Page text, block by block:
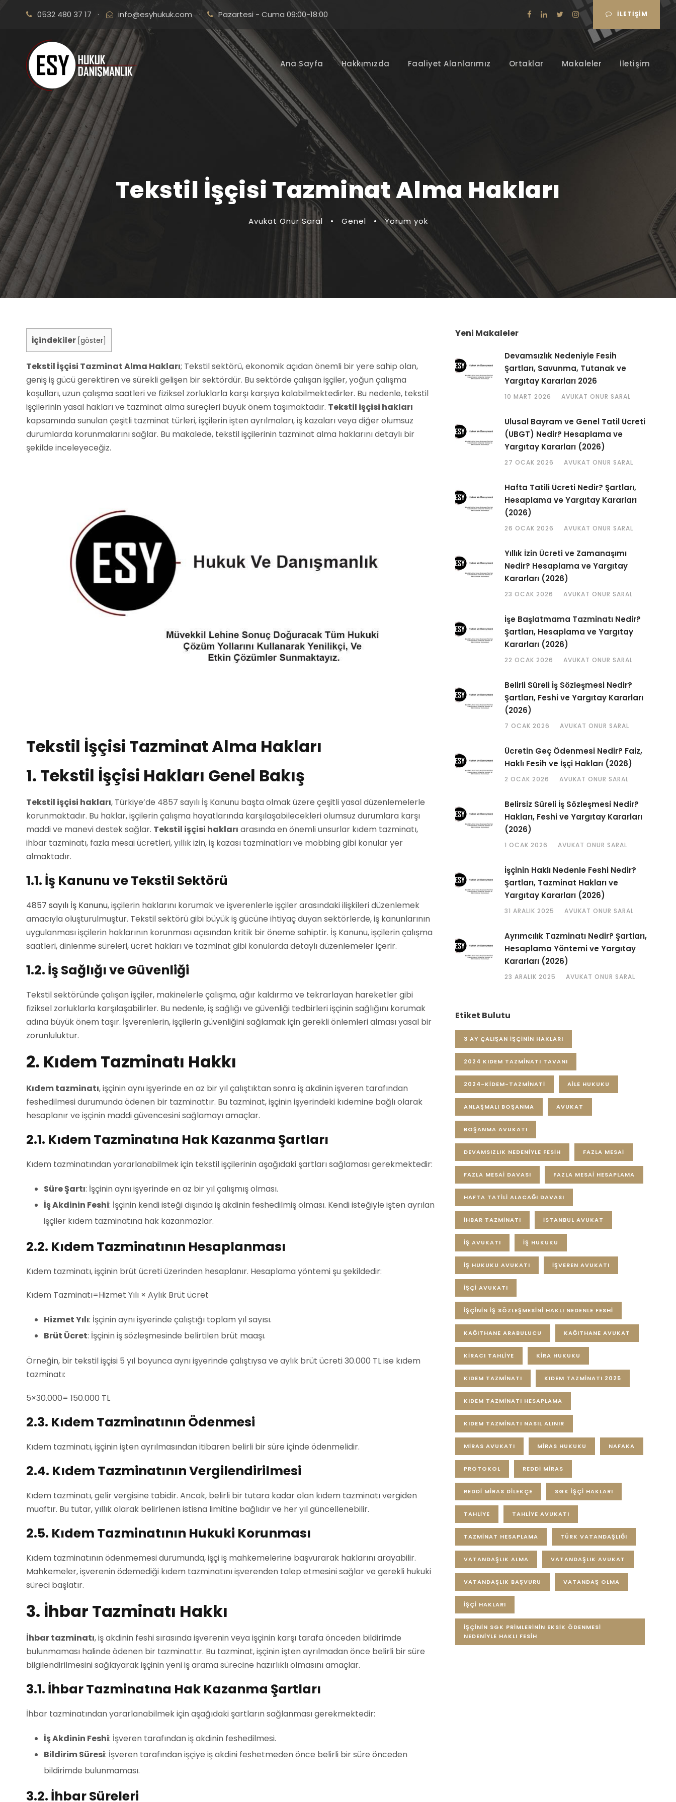
0532 480 37 17 · info@esyhukuk.com · Pazartesi - Cuma 09:00-18:00 İLETIŞIM
Ana Sayfa Hakkımızda Faaliyet Alanlarımız Ortaklar Makaleler İletişim
Tekstil İşçisi Tazminat Alma Hakları
Avukat Onur Saral • Genel • Yorum yok
İçindekiler [göster
Tekstil İşçisi Tazminat Alma Hakları; Tekstil sektörü, ekonomik açıdan önemli bir yere sahip olan,
geniş iş gücü gerektiren ve sürekli gelişen bir sektördür. Bu sektörde çalışan işçiler, yoğun çalışma
koşulları, uzun çalışma saatleri ve fiziksel zorluklarla karşı karşıya kalabilmektedirler. Bu nedenle, tekstil
işçilerinin yasal hakları ve tazminat alma süreçleri büyük önem taşımaktadır. Tekstil işçisi hakları
kapsamında sunulan çeşitli tazminat türleri, işçilerin işten ayrılmaları, iş kazaları veya diğer olumsuz
durumlarda korunmalarını sağlar. Bu makalede, tekstil işçilerinin tazminat alma haklarını detaylı bir
şekilde inceleyeceğiz.
Tekstil İşçisi Tazminat Alma Hakları
1. Tekstil İşçisi Hakları Genel Bakış
Tekstil işçisi hakları, Türkiye’de 4857 sayılı İş Kanunu başta olmak üzere çeşitli yasal düzenlemelerle
korunmaktadır. Bu haklar, işçilerin çalışma hayatlarında karşılaşabilecekleri olumsuz durumlara karşı
maddi ve manevi destek sağlar. Tekstil işçisi hakları arasında en önemli unsurlar kıdem tazminatı,
ihbar tazminatı, fazla mesai ücretleri, yıllık izin, iş kazası tazminatları ve mobbing gibi konular yer
almaktadır.
1.1. İş Kanunu ve Tekstil Sektörü
4857 sayılı İş Kanunu, işçilerin haklarını korumak ve işverenlerle işçiler arasındaki ilişkileri düzenlemek
amacıyla oluşturulmuştur. Tekstil sektörü gibi büyük iş gücüne ihtiyaç duyan sektörlerde, iş kanunlarının
uygulanması işçilerin haklarının korunması açısından kritik bir öneme sahiptir. İş Kanunu, işçilerin çalışma
saatleri, dinlenme süreleri, ücret hakları ve tazminat gibi konularda detaylı düzenlemeler içerir.
1.2. İş Sağlığı ve Güvenliği
Tekstil sektöründe çalışan işçiler, makinelerle çalışma, ağır kaldırma ve tekrarlayan hareketler gibi
fiziksel zorluklarla karşılaşabilirler. Bu nedenle, iş sağlığı ve güvenliği tedbirleri işçinin sağlığını korumak
adına büyük önem taşır. İşverenlerin, işçilerin güvenliğini sağlamak için gerekli önlemleri alması yasal bir
zorunluluktur.
2. Kıdem Tazminatı Hakkı
Kıdem tazminatı, işçinin aynı işyerinde en az bir yıl çalıştıktan sonra iş akdinin işveren tarafından
feshedilmesi durumunda ödenen bir tazminattır. Bu tazminat, işçinin işyerindeki kıdemine bağlı olarak
hesaplanır ve işçinin maddi güvencesini sağlamayı amaçlar.
2.1. Kıdem Tazminatına Hak Kazanma Şartları
Kıdem tazminatından yararlanabilmek için tekstil işçilerinin aşağıdaki şartları sağlaması gerekmektedir:
Süre Şartı: İşçinin aynı işyerinde en az bir yıl çalışmış olması.
İş Akdinin Feshi: İşçinin kendi isteği dışında iş akdinin feshedilmiş olması. Kendi isteğiyle işten ayrılan
işçiler kıdem tazminatına hak kazanmazlar.
2.2. Kıdem Tazminatının Hesaplanması
Kıdem tazminatı, işçinin brüt ücreti üzerinden hesaplanır. Hesaplama yöntemi şu şekildedir:
Kıdem Tazminatı=Hizmet Yılı × Aylık Brüt ücret
Hizmet Yılı: İşçinin aynı işyerinde çalıştığı toplam yıl sayısı.
Brüt Ücret: İşçinin iş sözleşmesinde belirtilen brüt maaşı.
Örneğin, bir tekstil işçisi 5 yıl boyunca aynı işyerinde çalıştıysa ve aylık brüt ücreti 30.000 TL ise kıdem
tazminatı:
5×30.000= 150.000 TL
2.3. Kıdem Tazminatının Ödenmesi
Kıdem tazminatı, işçinin işten ayrılmasından itibaren belirli bir süre içinde ödenmelidir.
2.4. Kıdem Tazminatının Vergilendirilmesi
Kıdem tazminatı, gelir vergisine tabidir. Ancak, belirli bir tutara kadar olan kıdem tazminatı vergiden
muaftır. Bu tutar, yıllık olarak belirlenen istisna limitine bağlıdır ve her yıl güncellenebilir.
2.5. Kıdem Tazminatının Hukuki Korunması
Kıdem tazminatının ödenmemesi durumunda, işçi iş mahkemelerine başvurarak haklarını arayabilir.
Mahkemeler, işverenin ödemediği kıdem tazminatını işverenden talep etmesini sağlar ve gerekli hukuki
süreci başlatır.
3. İhbar Tazminatı Hakkı
İhbar tazminatı, iş akdinin feshi sırasında işverenin veya işçinin karşı tarafa önceden bildirimde
bulunmaması halinde ödenen bir tazminattır. Bu tazminat, işçinin işten ayrılmadan önce belirli bir süre
bilgilendirilmesini sağlayarak işçinin yeni iş arama sürecine hazırlıklı olmasını amaçlar.
3.1. İhbar Tazminatına Hak Kazanma Şartları
İhbar tazminatından yararlanabilmek için aşağıdaki şartların sağlanması gerekmektedir:
İş Akdinin Feshi: İşveren tarafından iş akdinin feshedilmesi.
Bildirim Süresi: İşveren tarafından işçiye iş akdini feshetmeden önce belirli bir süre önceden
bildirimde bulunmaması.
3.2. İhbar Süreleri
Yeni Makaleler
Devamsızlık Nedeniyle Fesih
Şartları, Savunma, Tutanak ve
Yargıtay Kararları 2026
10 MART 2026 AVUKAT ONUR SARAL
Ulusal Bayram ve Genel Tatil Ücreti
(UBGT) Nedir? Hesaplama ve
Yargıtay Kararları (2026)
27 OCAK 2026 AVUKAT ONUR SARAL
Hafta Tatili Ücreti Nedir? Şartları,
Hesaplama ve Yargıtay Kararları
(2026)
26 OCAK 2026 AVUKAT ONUR SARAL
Yıllık İzin Ücreti ve Zamanaşımı
Nedir? Hesaplama ve Yargıtay
Kararları (2026)
23 OCAK 2026 AVUKAT ONUR SARAL
İşe Başlatmama Tazminatı Nedir?
Şartları, Hesaplama ve Yargıtay
Kararları (2026)
22 OCAK 2026 AVUKAT ONUR SARAL
Belirli Süreli İş Sözleşmesi Nedir?
Şartları, Feshi ve Yargıtay Kararları
(2026)
7 OCAK 2026 AVUKAT ONUR SARAL
Ücretin Geç Ödenmesi Nedir? Faiz,
Haklı Fesih ve İşçi Hakları (2026)
2 OCAK 2026 AVUKAT ONUR SARAL
Belirsiz Süreli İş Sözleşmesi Nedir?
Hakları, Feshi ve Yargıtay Kararları
(2026)
1 OCAK 2026 AVUKAT ONUR SARAL
İşçinin Haklı Nedenle Feshi Nedir?
Şartları, Tazminat Hakları ve
Yargıtay Kararları (2026)
31 ARALIK 2025 AVUKAT ONUR SARAL
Ayrımcılık Tazminatı Nedir? Şartları,
Hesaplama Yöntemi ve Yargıtay
Kararları (2026)
23 ARALIK 2025 AVUKAT ONUR SARAL
Etiket Bulutu
3 AY ÇALIŞAN IŞÇININ HAKLARI
2024 KIDEM TAZMINATI TAVANI
2024-KIDEM-TAZMINATI AILE HUKUKU
ANLAŞMALI BOŞANMA AVUKAT
BOŞANMA AVUKATI
DEVAMSIZLIK NEDENIYLE FESIH FAZLA MESAI
FAZLA MESAI DAVASI FAZLA MESAI HESAPLAMA
HAFTA TATILI ALACAĞI DAVASI
IHBAR TAZMINATI ISTANBUL AVUKAT
IŞ AVUKATI IŞ HUKUKU
IŞ HUKUKU AVUKATI IŞVEREN AVUKATI
IŞÇI AVUKATI
IŞÇININ IŞ SÖZLEŞMESINI HAKLI NEDENLE FESHI
KAĞITHANE ARABULUCU KAĞITHANE AVUKAT
KIRACI TAHLIYE KIRA HUKUKU
KIDEM TAZMINATI KIDEM TAZMINATI 2025
KIDEM TAZMINATI HESAPLAMA
KIDEM TAZMINATI NASIL ALINIR
MIRAS AVUKATI MIRAS HUKUKU NAFAKA
PROTOKOL REDDI MIRAS
REDDI MIRAS DILEKÇE SGK IŞÇI HAKLARI
TAHLIYE TAHLIYE AVUKATI
TAZMINAT HESAPLAMA TÜRK VATANDAŞLIĞI
VATANDAŞLIK ALMA VATANDAŞLIK AVUKAT
VATANDAŞLIK BAŞVURU VATANDAŞ OLMA
İŞÇI HAKLARI
İŞÇININ SGK PRIMLERININ EKSIK ÖDENMESI
NEDENIYLE HAKLI FESIH